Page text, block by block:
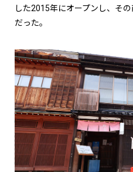
した2015年にオープンし、そ
だった。